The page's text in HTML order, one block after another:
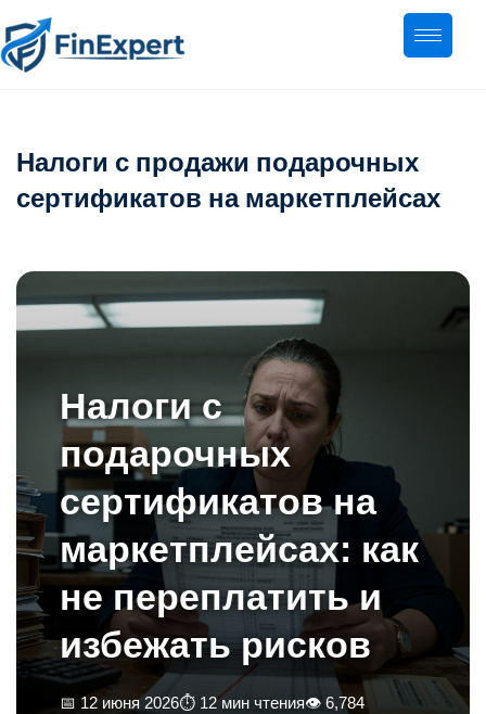
Налоги с продажи подарочных
сертификатов на маркетплейсах
Налоги с
подарочных
сертификатов на
маркетплейсах: как
не переплатить и
избежать рисков
📅 12 июня 2026⏱ 12 мин чтения👁 6,784